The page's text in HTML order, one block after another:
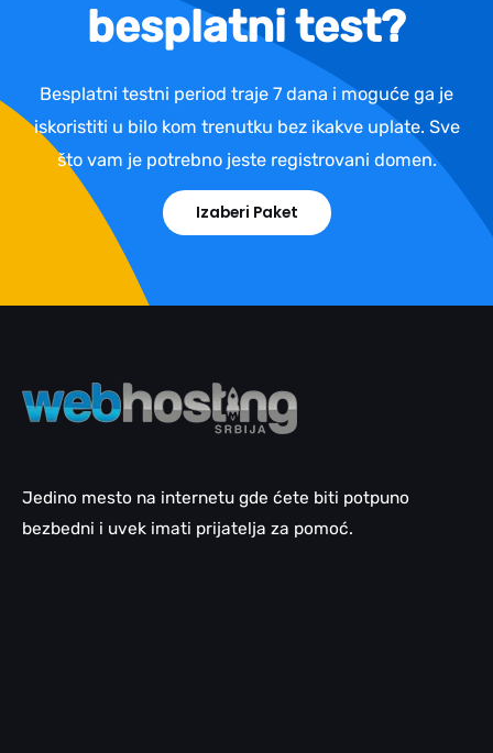
besplatni test?
Besplatni testni period traje 7 dana i moguće ga je
iskoristiti u bilo kom trenutku bez ikakve uplate. Sve
što vam je potrebno jeste registrovani domen.
Izaberi Paket
Jedino mesto na internetu gde ćete biti potpuno
bezbedni i uvek imati prijatelja za pomoć.